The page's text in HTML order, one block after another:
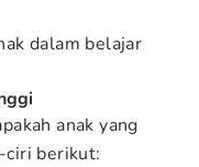
dalam belajar
anak yang
ciri berikut: